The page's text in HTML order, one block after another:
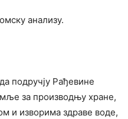
анализу.
подручју Рађевине
за производњу хране,
и изворима здраве воде,